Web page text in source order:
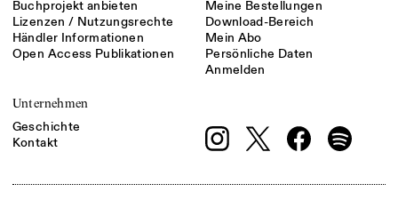
Buchprojekt anbieten
Lizenzen / Nutzungsrechte
Händler Informationen
Open Access Publikationen
Meine Bestellungen
Download-Bereich
Mein Abo
Persönliche Daten
Anmelden
Unternehmen
Geschichte
Kontakt